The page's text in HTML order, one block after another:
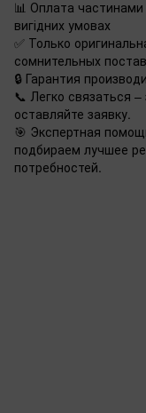
📊 Оплата частинами
вигідних умовах
✅ Только
сомнительных
🔒 Гарантия
📞 Легко связаться
оставляйте заявку.
🎯 Экспертная
подбираем лучшее
потребностей.